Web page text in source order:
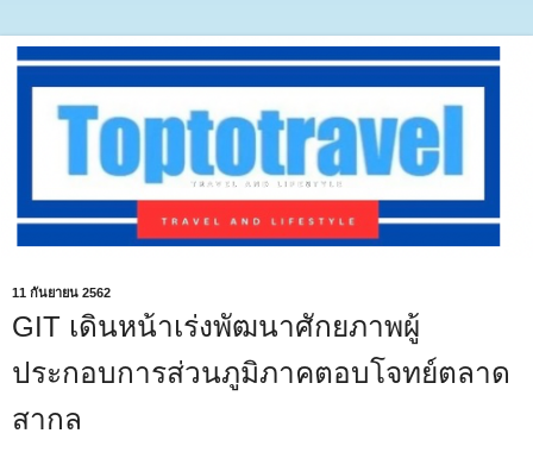
11 กันยายน 2562
GIT เดินหน้าเร่งพัฒนาศักยภาพผู้
ประกอบการส่วนภูมิภาคตอบโจทย์ตลาด
สากล